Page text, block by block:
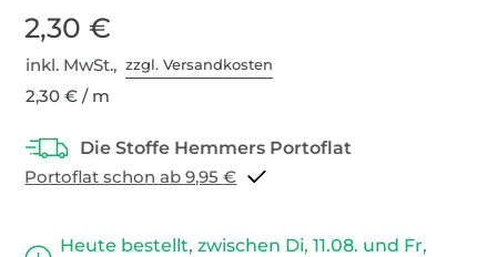
2,30 €
inkl. MwSt.,zzgl. Versandkosten
2,30 € / m
Portoflat schon ab 9,95 €
Heute bestellt, zwischen Di, 11.08. und Fr,